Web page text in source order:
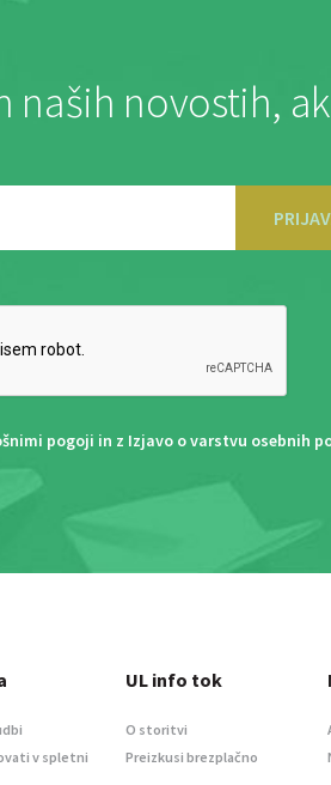
naših novostih,
pogoji in z Izjavo o varstvu osebnih
v spletni
UL info tok
O storitvi
Preizkusi brezplačno